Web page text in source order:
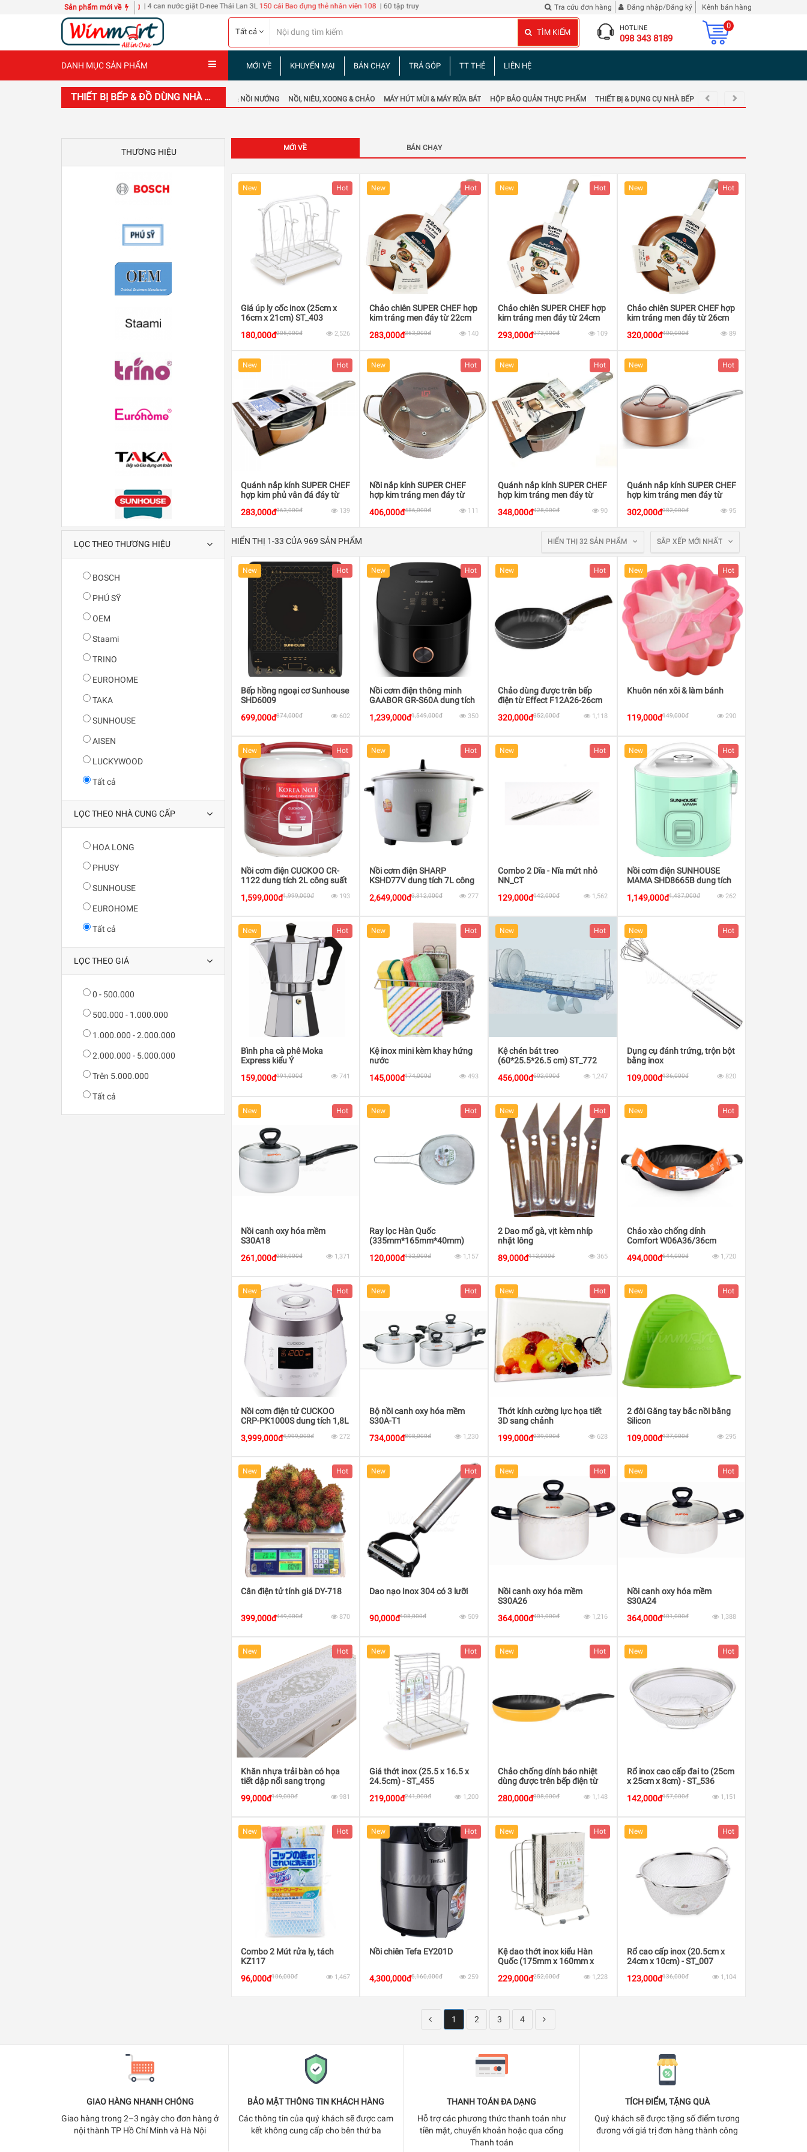
Sản phẩm mới về
6 tập bằng đầu 240 trang | 4 can nước giặt D-nee Thái Lan 3L150 cái Bao đựng thẻ nhân viên 108 | 60 tập truyện tranh Tam Quốc Diễn Nghĩa | 2 chai Rượu Vang Hibiscus Roselle
Tra cứu đơn hàng Đăng nhập/Đăng ký Kênh bán hàng
Tất cả TÌM KIẾM HOTLINE
098 343 8189
0
DANH MỤC SẢN PHẨM MỚI VỀ KHUYẾN MẠI BÁN CHẠY TRẢ GÓP TT THẺ LIÊN HỆ
LÒ VI SÓNG, LÒ NƯỚNG & NỒI NƯỚNG NỒI, NIÊU, XOONG & CHẢO MÁY HÚT MÙI & MÁY RỬA BÁT HỘP BẢO QUẢN THỰC PHẨM THIẾT BỊ & DỤNG CỤ NHÀ BẾP BẾP GAS, ĐIỆN, TỪ, HỒNG
THIẾT BỊ BẾP & ĐỒ DÙNG NHÀ BẾP
THƯƠNG HIỆU MỚI VỀ BÁN CHẠY
New Hot
Giá úp ly cốc inox (25cm x
16cm x 21cm) ST_403
180,000đ205,000đ 2,526
New Hot
Chảo chiên SUPER CHEF hợp
kim tráng men đáy từ 22cm
283,000đ363,000đ 140
New Hot
Chảo chiên SUPER CHEF hợp
kim tráng men đáy từ 24cm
293,000đ373,000đ 109
New Hot
Chảo chiên SUPER CHEF hợp
kim tráng men đáy từ 26cm
320,000đ400,000đ 89
New Hot
Quánh nắp kính SUPER CHEF
hợp kim phủ vân đá đáy từ
283,000đ363,000đ 139
New Hot
Nồi nắp kính SUPER CHEF
hợp kim tráng men đáy từ
406,000đ486,000đ 111
New Hot
Quánh nắp kính SUPER CHEF
hợp kim tráng men đáy từ
348,000đ428,000đ 90
New Hot
Quánh nắp kính SUPER CHEF
hợp kim tráng men đáy từ
302,000đ382,000đ 95
LỌC THEO THƯƠNG HIỆU
BOSCH
PHÚ SỸ
OEM
Staami
TRINO
EUROHOME
TAKA
SUNHOUSE
AISEN
LUCKYWOOD
Tất cả
LỌC THEO NHÀ CUNG CẤP
HOA LONG
PHUSY
SUNHOUSE
EUROHOME
Tất cả
LỌC THEO GIÁ
0 - 500.000
500.000 - 1.000.000
1.000.000 - 2.000.000
2.000.000 - 5.000.000
Trên 5.000.000
Tất cả
HIỂN THỊ 1-33 CỦA 969 SẢN PHẨM SẮP XẾP MỚI NHẤT
HIỂN THỊ 32 SẢN PHẨM
New Hot
Bếp hồng ngoại cơ Sunhouse
SHD6009
699,000đ874,000đ 602
New Hot
Nồi cơm điện thông minh
GAABOR GR-S60A dung tích
1,239,000đ1,549,000đ 350
New Hot
Chảo dùng được trên bếp
điện từ Effect F12A26-26cm
320,000đ352,000đ 1,118
New Hot
Khuôn nén xôi & làm bánh
119,000đ149,000đ 290
New Hot
Nồi cơm điện CUCKOO CR-
1122 dung tích 2L công suất
1,599,000đ1,999,000đ 193
New Hot
Nồi cơm điện SHARP
KSHD77V dung tích 7L công
2,649,000đ3,312,000đ 277
New Hot
Combo 2 Dĩa - Nĩa mứt nhỏ
NN_CT
129,000đ142,000đ 1,562
New Hot
Nồi cơm điện SUNHOUSE
MAMA SHD8665B dung tích
1,149,000đ1,437,000đ 262
New Hot
Bình pha cà phê Moka
Express kiểu Ý
159,000đ191,000đ 741
New Hot
Kệ inox mini kèm khay hứng
nước
145,000đ174,000đ 493
New Hot
Kệ chén bát treo
(60*25.5*26.5 cm) ST_772
456,000đ502,000đ 1,247
New Hot
Dụng cụ đánh trứng, trộn bột
bằng inox
109,000đ136,000đ 820
New Hot
Nồi canh oxy hóa mềm
S30A18
261,000đ288,000đ 1,371
New Hot
Ray lọc Hàn Quốc
(335mm*165mm*40mm)
120,000đ132,000đ 1,157
New Hot
2 Dao mổ gà, vịt kèm nhíp
nhặt lông
89,000đ112,000đ 365
New Hot
Chảo xào chống dính
Comfort W06A36/36cm
494,000đ544,000đ 1,720
New Hot
Nồi cơm điện tử CUCKOO
CRP-PK1000S dung tích 1,8L
viền Bạc
3,999,000đ4,999,000đ 272
New Hot
Bộ nồi canh oxy hóa mềm
S30A-T1
734,000đ808,000đ 1,230
New Hot
Thớt kính cường lực họa tiết
3D sang chảnh
199,000đ239,000đ 628
New Hot
2 đôi Găng tay bắc nồi bằng
Silicon
109,000đ137,000đ 295
New Hot
Cân điện tử tính giá DY-718
399,000đ449,000đ 870
New Hot
Dao nạo Inox 304 có 3 lưỡi
90,000đ108,000đ 509
New Hot
Nồi canh oxy hóa mềm
S30A26
364,000đ401,000đ 1,216
New Hot
Nồi canh oxy hóa mềm
S30A24
364,000đ401,000đ 1,388
New Hot
Khăn nhựa trải bàn có họa
tiết dập nổi sang trọng
99,000đ149,000đ 981
New Hot
Giá thớt inox (25.5 x 16.5 x
24.5cm) - ST_455
219,000đ241,000đ 1,200
New Hot
Chảo chống dính báo nhiệt
dùng được trên bếp điện từ
280,000đ308,000đ 1,148
New Hot
Rổ inox cao cấp đai to (25cm
x 25cm x 8cm) - ST_536
142,000đ157,000đ 1,151
New Hot
Combo 2 Mút rửa ly, tách
KZ117
96,000đ106,000đ 1,467
New Hot
Nồi chiên Tefa EY201D
4,300,000đ5,160,000đ 259
New Hot
Kệ dao thớt inox kiểu Hàn
Quốc (175mm x 160mm x
229,000đ252,000đ 1,228
New Hot
Rổ cao cấp inox (20.5cm x
24cm x 10cm) - ST_007
123,000đ136,000đ 1,104
1 2 3 4
GIAO HÀNG NHANH CHÓNG
Giao hàng trong 2–3 ngày cho đơn hàng ở
nội thành TP Hồ Chí Minh và Hà Nội
BẢO MẬT THÔNG TIN KHÁCH HÀNG
Các thông tin của quý khách sẽ được cam
kết không cung cấp cho bên thứ ba
THANH TOÁN ĐA DẠNG
Hỗ trợ các phương thức thanh toán như
tiền mặt, chuyển khoản hoặc qua cổng
Thanh toán
TÍCH ĐIỂM, TẶNG QUÀ
Quý khách sẽ được tặng số điểm tương
đương với giá trị đơn hàng thành công